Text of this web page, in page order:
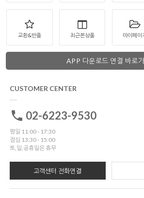
교환&반품 최근본상품 마이페이
APP 다운로드 연결 바로가
CUSTOMER CENTER
02-6223-9530
평일 11:00 - 17:30
점심 13:30 - 15:00
토,일,공휴일은 휴무
고객센터 전화연결